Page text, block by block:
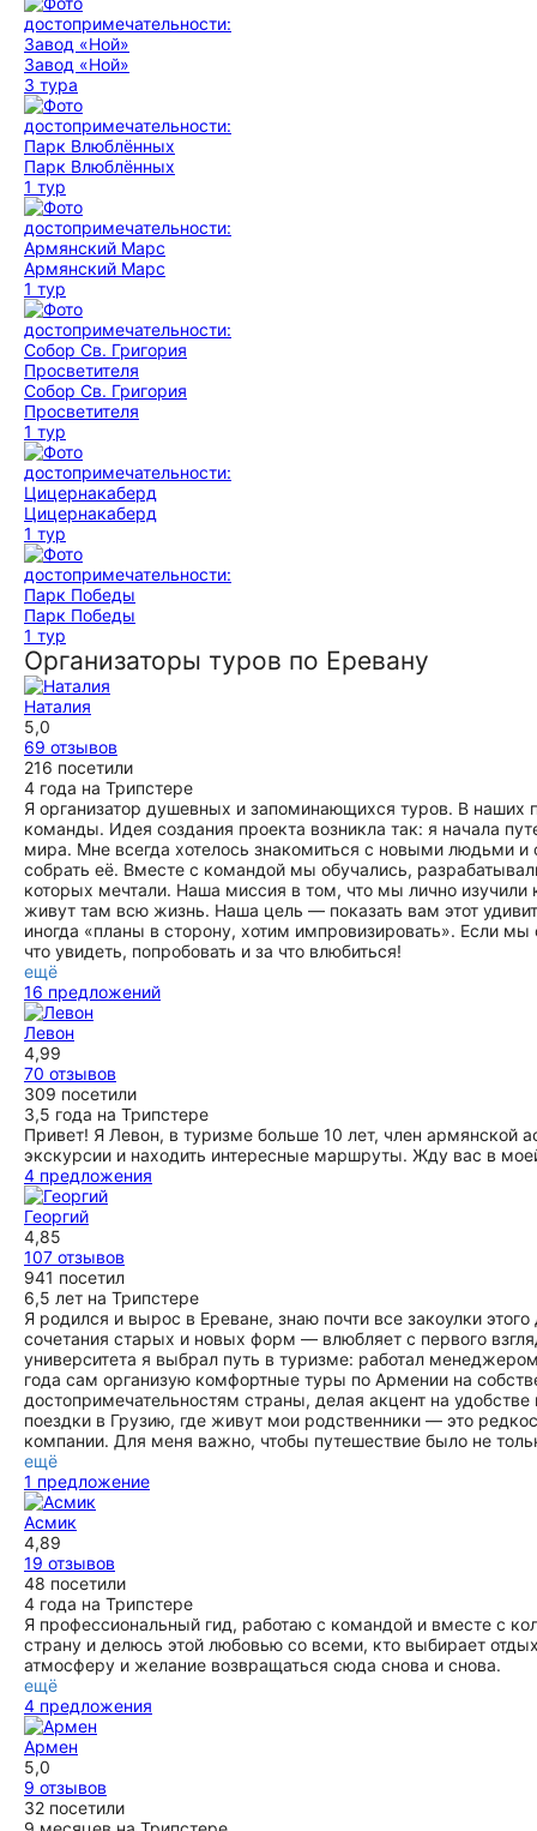
Завод «Ной»
3 тура
Парк Влюблённых
1 тур
Армянский Марс
1 тур
Собор Св. Григория
Просветителя
1 тур
Цицернакаберд
1 тур
Парк Победы
1 тур
Организаторы туров по Еревану
Наталия
5,0
69 отзывов
216 посетили
4 года на Трипстере
Я организатор душевных и запоминающихся туров. В наших
команды. Идея создания проекта возникла так: я начала
мира. Мне всегда хотелось знакомиться с новыми людьми
собрать её. Вместе с командой мы обучались,
которых мечтали. Наша миссия в том, что мы лично
живут там всю жизнь. Наша цель — показать вам этот
иногда «планы в сторону, хотим импровизировать». Если
что увидеть, попробовать и за что влюбиться!
ещё
16 предложений
Левон
4,99
70 отзывов
309 посетили
3,5 года на Трипстере
Привет! Я Левон, в туризме больше 10 лет, член армянской
экскурсии и находить интересные маршруты. Жду вас в
4 предложения
Георгий
4,85
107 отзывов
941 посетил
6,5 лет на Трипстере
Я родился и вырос в Ереване, знаю почти все закоулки
сочетания старых и новых форм — влюбляет с первого
университета я выбрал путь в туризме: работал
года сам организую комфортные туры по Армении на
достопримечательностям страны, делая акцент на
поездки в Грузию, где живут мои родственники — это
компании. Для меня важно, чтобы путешествие было не
ещё
1 предложение
Асмик
4,89
19 отзывов
48 посетили
4 года на Трипстере
Я профессиональный гид, работаю с командой и вместе с
страну и делюсь этой любовью со всеми, кто выбирает
атмосферу и желание возвращаться сюда снова и снова.
ещё
4 предложения
Армен
5,0
9 отзывов
32 посетили